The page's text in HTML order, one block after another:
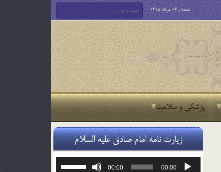
جمعه , 16 مرداد 1405
پزشکی و سلامت
زیارت نامه امام صادق علیه السلام
پخش‌کننده
00:00
00:00